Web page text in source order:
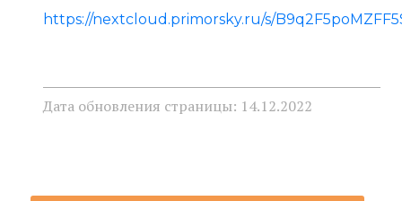
https://nextcloud.primorsky.ru/s/
Дата обновления страницы: 14.12.2022